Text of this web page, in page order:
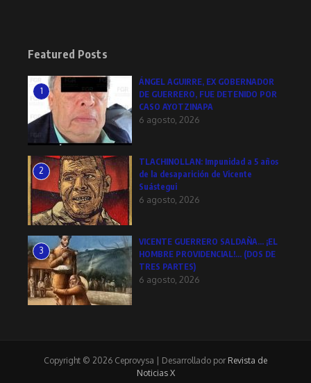
Featured Posts
1
ÁNGEL AGUIRRE, EX GOBERNADOR
DE GUERRERO, FUE DETENIDO POR
CASO AYOTZINAPA
6 agosto, 2026
2
TLACHINOLLAN: Impunidad a 5 años
de la desaparición de Vicente
Suástegui
6 agosto, 2026
3
VICENTE GUERRERO SALDAÑA… ¡EL
HOMBRE PROVIDENCIAL!… (DOS DE
TRES PARTES)
6 agosto, 2026
Copyright © 2026 Ceprovysa | Desarrollado por Revista de
Noticias X